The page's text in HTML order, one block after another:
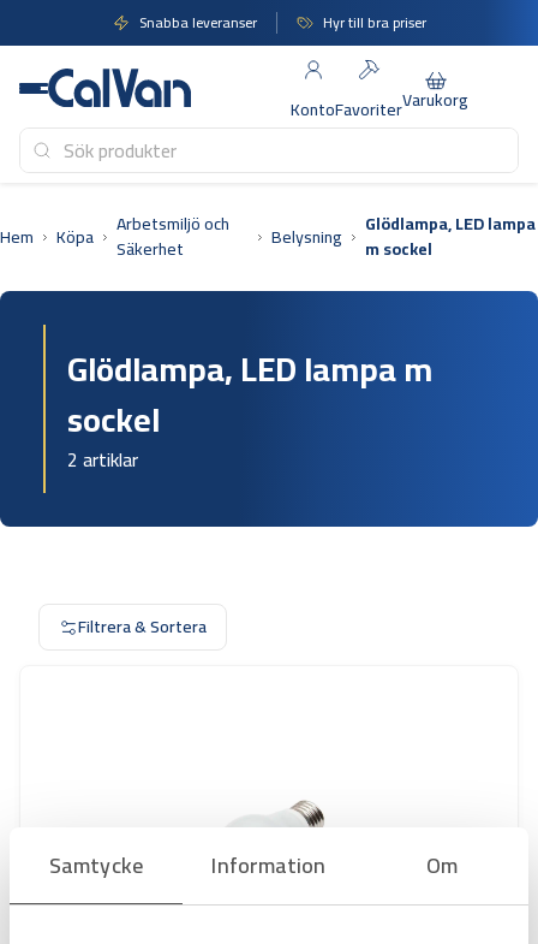
Samtycke Information Om
till
innehåll
Snabba leveranser Hyr till bra priser
KontoFavoriterVarukorg
Hem Köpa
Arbetsmiljö och
Säkerhet
Belysning
Glödlampa, LED lampa
m sockel
Glödlampa, LED lampa m
sockel
2 artiklar
Filtrera & Sortera